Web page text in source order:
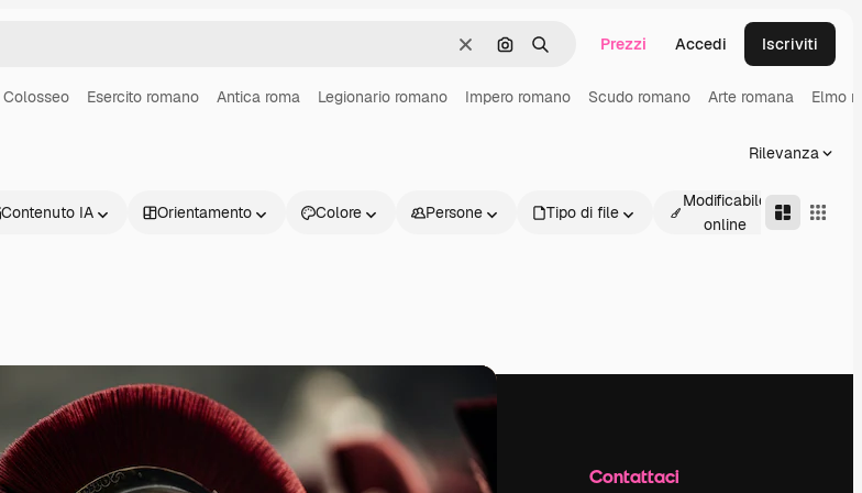
CancellaCerca per immagine
Ricerca Prezzi Accedi Iscriviti
Colosseo Esercito romano Antica roma Legionario romano Impero romano Scudo romano Arte romana Elmo
Rilevanza
Contenuto IA Orientamento Colore Persone Tipo di file
Modificabile
online
Prodotti Inizia Azienda Contattaci